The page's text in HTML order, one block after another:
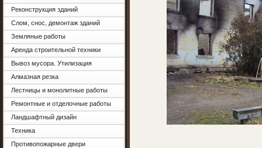
Реконструкция зданий
Слом, снос, демонтаж зданий
Земляные работы
Аренда строительной техники
Вывоз мусора. Утилизация
Алмазная резка
Лестницы и монолитные работы
Ремонтные и отделочные работы
Ландшафтный дизайн
Техника
Противопожарные двери